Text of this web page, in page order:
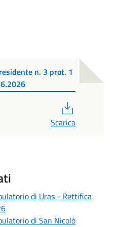
n. 3 prot. 1
Scarica
di Uras - Rettifica
di San Nicolò